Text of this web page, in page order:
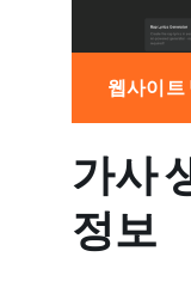
웹사이트
가사
정보